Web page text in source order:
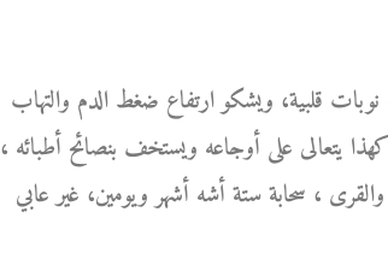
قلبية، ويشكو ارتفاع ضغط الدم والتهاب
يتعالى على أوجاعه ويستخف بنصائح أطبائه ،
، سحابة ستة أشه أشهر ويومين، غير عابي